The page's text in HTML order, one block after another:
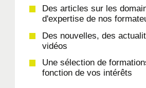
Des articles sur les
d'expertise de nos
Des nouvelles, des
vidéos
Une sélection de
fonction de vos intérêts